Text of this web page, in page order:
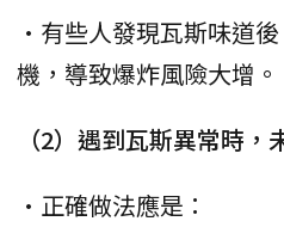
•有些人發現瓦斯味道
機，導致爆炸風險大增。
（2）遇到瓦斯異常時，
•正確做法應是：